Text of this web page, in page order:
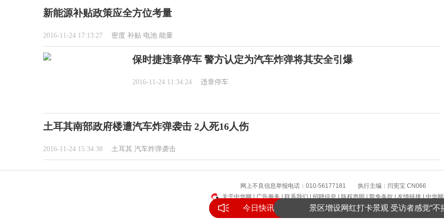
新能源补贴政策应全方位考量
2016-11-24 17:13:27 密度 补贴 电池 能量
保时捷违章停车 警方认定为汽车炸弹将其安全引爆
2016-11-24 11:34:24 违章停车
土耳其南部政府楼遭汽车炸弹袭击 2人死16人伤
2016-11-24 15:34:38 土耳其 汽车炸弹袭击
网上不良信息举报电话：010-56177181 执行主编：闫宪宝 CN066
关于中华网|广告服务|联系我们|招聘信息|版权声明|豁免条款|友情链接|中华
版权所有 中华网
今日快讯
提高警惕！绷紧暑期护娃安全这根弦
景区增设网红打卡景观 受访者感觉“不